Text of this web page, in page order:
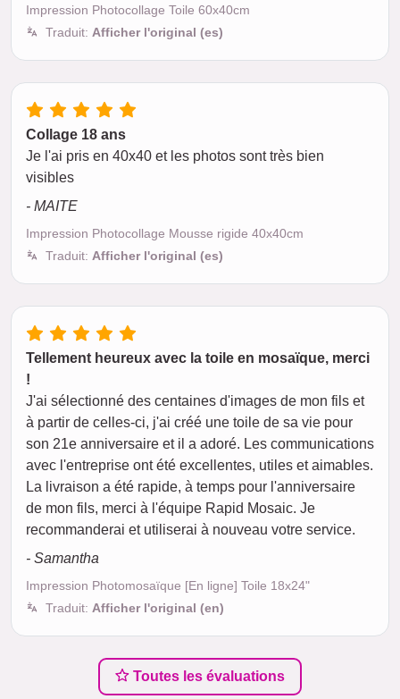
Impression Photocollage Toile 60x40cm
Traduit: Afficher l'original (es)
Collage 18 ans
Je l'ai pris en 40x40 et les photos sont très bien
visibles
- MAITE
Impression Photocollage Mousse rigide 40x40cm
Traduit: Afficher l'original (es)
Tellement heureux avec la toile en mosaïque, merci
!
J'ai sélectionné des centaines d'images de mon fils et
à partir de celles-ci, j'ai créé une toile de sa vie pour
son 21e anniversaire et il a adoré. Les communications
avec l'entreprise ont été excellentes, utiles et aimables.
La livraison a été rapide, à temps pour l'anniversaire
de mon fils, merci à l'équipe Rapid Mosaic. Je
recommanderai et utiliserai à nouveau votre service.
- Samantha
Impression Photomosaïque [En ligne] Toile 18x24"
Traduit: Afficher l'original (en)
Toutes les évaluations